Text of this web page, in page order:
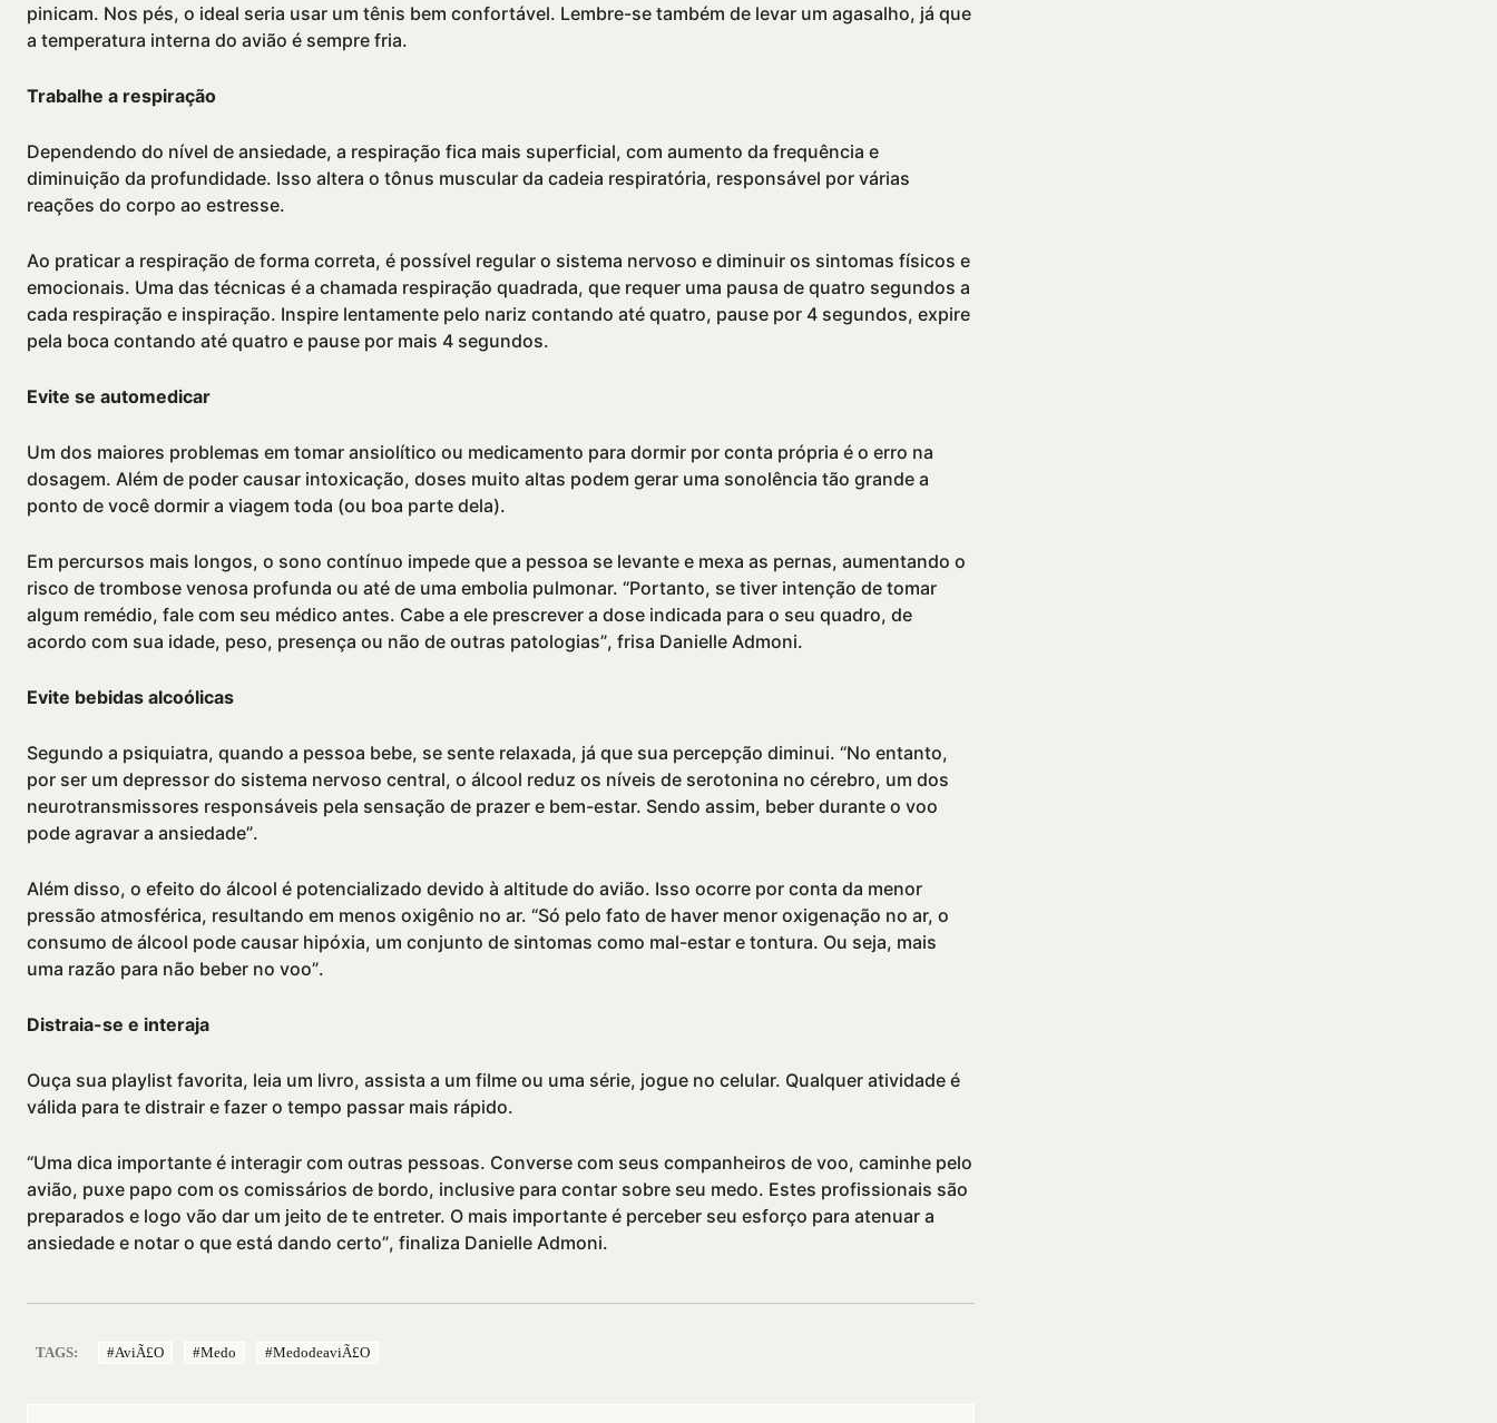
pinicam. Nos pés, o ideal seria usar um tênis bem confortável. Lembre-se também de levar um agasalho, já que
a temperatura interna do avião é sempre fria.
Trabalhe a respiração
Dependendo do ní­vel de ansiedade, a respiração fica mais superficial, com aumento da frequência e
diminuição da profundidade. Isso altera o tônus muscular da cadeia respiratória, responsável por várias
reações do corpo ao estresse.
Ao praticar a respiração de forma correta, é possí­vel regular o sistema nervoso e diminuir os sintomas fí­sicos e
emocionais. Uma das técnicas é a chamada respiração quadrada, que requer uma pausa de quatro segundos a
cada respiração e inspiração. Inspire lentamente pelo nariz contando até quatro, pause por 4 segundos, expire
pela boca contando até quatro e pause por mais 4 segundos.
Evite se automedicar
Um dos maiores problemas em tomar ansiolí­tico ou medicamento para dormir por conta própria é o erro na
dosagem. Além de poder causar intoxicação, doses muito altas podem gerar uma sonolência tão grande a
ponto de você dormir a viagem toda (ou boa parte dela).
Em percursos mais longos, o sono contí­nuo impede que a pessoa se levante e mexa as pernas, aumentando o
risco de trombose venosa profunda ou até de uma embolia pulmonar. “Portanto, se tiver intenção de tomar
algum remédio, fale com seu médico antes. Cabe a ele prescrever a dose indicada para o seu quadro, de
acordo com sua idade, peso, presença ou não de outras patologias”, frisa Danielle Admoni.
Evite bebidas alcoólicas
Segundo a psiquiatra, quando a pessoa bebe, se sente relaxada, já que sua percepção diminui. “No entanto,
por ser um depressor do sistema nervoso central, o álcool reduz os ní­veis de serotonina no cérebro, um dos
neurotransmissores responsáveis pela sensação de prazer e bem-estar. Sendo assim, beber durante o voo
pode agravar a ansiedade”.
Além disso, o efeito do álcool é potencializado devido à altitude do avião. Isso ocorre por conta da menor
pressão atmosférica, resultando em menos oxigênio no ar. “Só pelo fato de haver menor oxigenação no ar, o
consumo de álcool pode causar hipóxia, um conjunto de sintomas como mal-estar e tontura. Ou seja, mais
uma razão para não beber no voo”.
Distraia-se e interaja
Ouça sua playlist favorita, leia um livro, assista a um filme ou uma série, jogue no celular. Qualquer atividade é
válida para te distrair e fazer o tempo passar mais rápido.
“Uma dica importante é interagir com outras pessoas. Converse com seus companheiros de voo, caminhe pelo
avião, puxe papo com os comissários de bordo, inclusive para contar sobre seu medo. Estes profissionais são
preparados e logo vão dar um jeito de te entreter. O mais importante é perceber seu esforço para atenuar a
ansiedade e notar o que está dando certo”, finaliza Danielle Admoni.
TAGS: #aviÃ£o #medo #medodeaviÃ£o